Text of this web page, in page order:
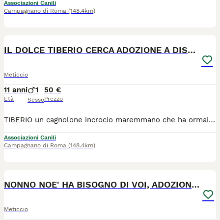
Associazioni Canili
Campagnano di Roma (148.4km)
IL DOLCE TIBERIO CERCA ADOZIONE A DISTANZA
Meticcio
11 anni
Età
1
Sesso
50 €
Prezzo
TIBERIO un cagnolone incrocio maremmano che ha ormai 11 anni e mezzo di età. taglia grande, ca. 45 kg. TIBERIO è un cane adorabile, veramente buonissimo, perfettamente educato e socializzato, affettuoso e semplicemente adorabile con noi umani, indicatissimo per vivere in famiglie con bambini, va a guinzaglio perfettamente e naturalmente non tende a tirare, va d'accordo con i suoi simili. TIBERIO è in salute, è sverminato, spulciato, sterilizzato, testato per leishmania, ed è risultato essere negativo. Mai nessuno ha chiesto di Tiberio e noi pensiamo che la speranza sia l'ultima a morire, intanto chiediamo un'adozione a distanza per lui.
Associazioni Canili
Campagnano di Roma (148.4km)
NONNO NOE' HA BISOGNO DI VOI, ADOZIONE A DISTANZA
Meticcio